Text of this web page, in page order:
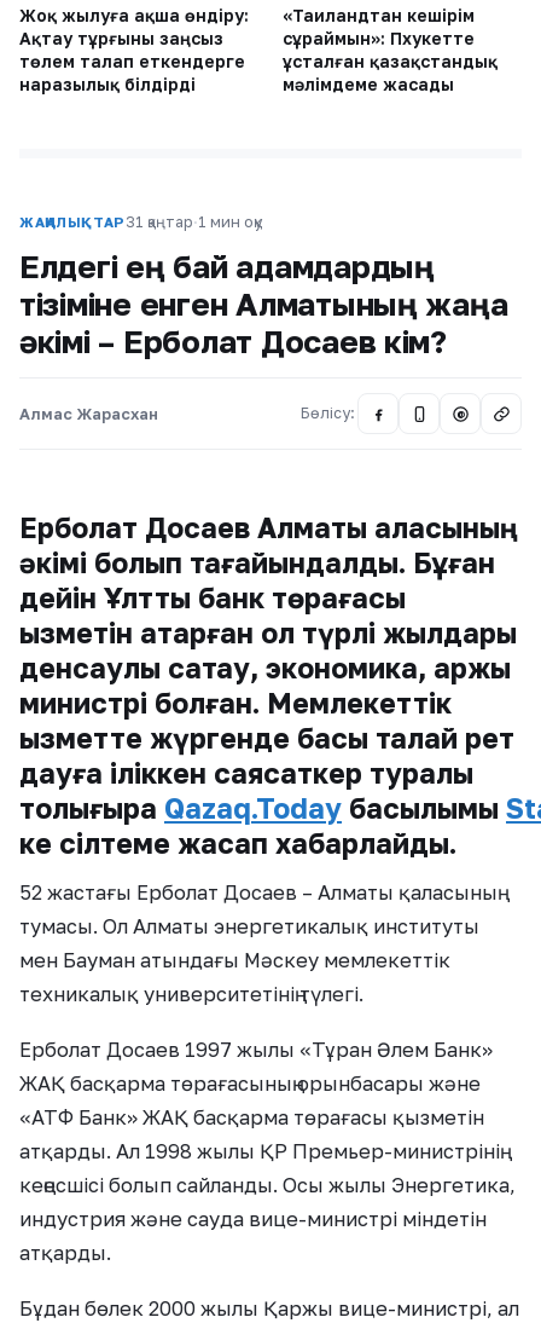
Жоқ жылуға ақша өндіру:
Ақтау тұрғыны заңсыз
төлем талап еткендерге
наразылық білдірді
«Таиландтан кешірім
сұраймын»: Пхукетте
ұсталған қазақстандық
мәлімдеме жасады
ЖАҢАЛЫҚТАР 31 қаңтар·1 мин оқу
Елдегі ең бай адамдардың
тізіміне енген Алматының жаңа
әкімі – Ерболат Досаев кім?
Алмас Жарасхан Бөлісу: @
Ерболат Досаев Алматы қаласының
әкімі болып тағайындалды. Бұған
дейін Ұлттық банк төрағасы
қызметін атқарған ол түрлі жылдары
денсаулық сақтау, экономика, қаржы
министрі болған. Мемлекеттік
қызметте жүргенде басы талай рет
дауға іліккен саясаткер туралы
толығырақ Qazaq.Today басылымы
ке сілтеме жасап хабарлайды.
52 жастағы Ерболат Досаев – Алматы қаласының
тумасы. Ол Алматы энергетикалық институты
мен Бауман атындағы Мәскеу мемлекеттік
техникалық университетінің түлегі.
Ерболат Досаев 1997 жылы «Тұран Әлем Банк»
ЖАҚ басқарма төрағасының орынбасары және
«АТФ Банк» ЖАҚ басқарма төрағасы қызметін
атқарды. Ал 1998 жылы ҚР Премьер-министрінің
кеңесшісі болып сайланды. Осы жылы Энергетика,
индустрия және сауда вице-министрі міндетін
атқарды.
Бұдан бөлек 2000 жылы Қаржы вице-министрі, ал